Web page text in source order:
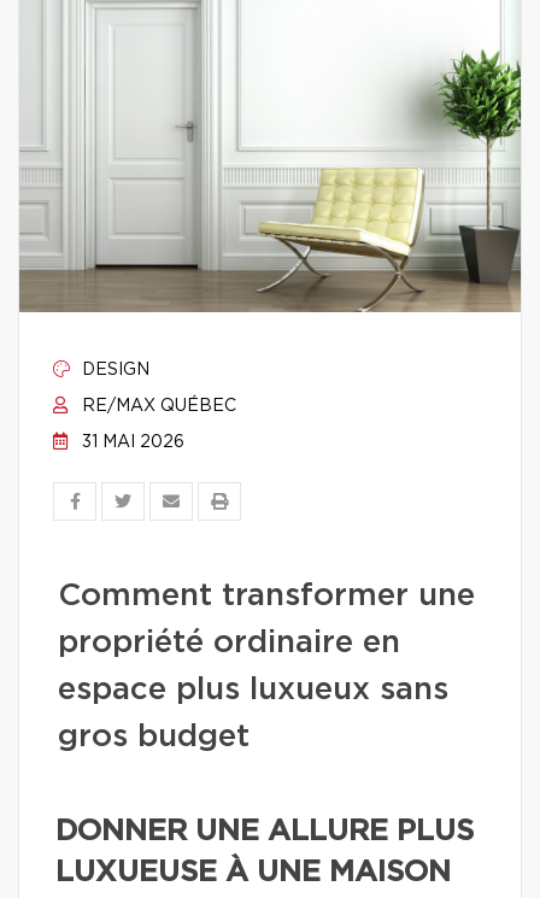
DESIGN
RE/MAX QUÉBEC
31 MAI 2026
Comment transformer une
propriété ordinaire en
espace plus luxueux sans
gros budget
DONNER UNE ALLURE PLUS
LUXUEUSE À UNE MAISON